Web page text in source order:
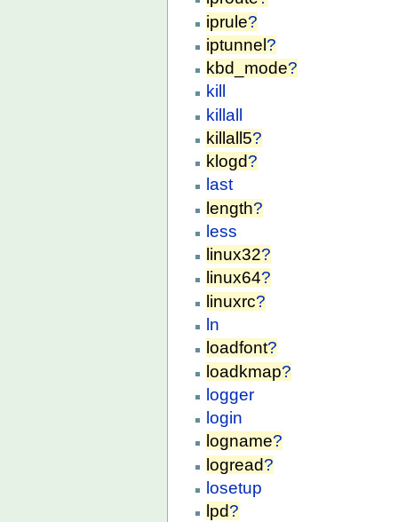
iprule?
iptunnel?
kbd_mode?
kill
killall
killall5?
klogd?
last
length?
less
linux32?
linux64?
linuxrc?
ln
loadfont?
loadkmap?
logger
login
logname?
logread?
losetup
lpd?